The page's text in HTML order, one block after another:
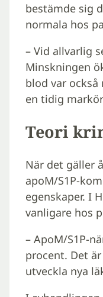
bestämde sig
normala hos
– Vid allvarlig
Minskningen
blod var
en tidig
Teori
När det gäller
apoM/S1P-
egenskaper. I
vanligare hos
– ApoM/S1P-
procent. Det
utveckla nya